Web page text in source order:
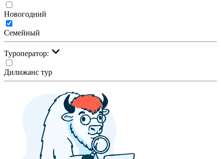
Новогодний
Семейный
Туроператор:
Дилижанс тур